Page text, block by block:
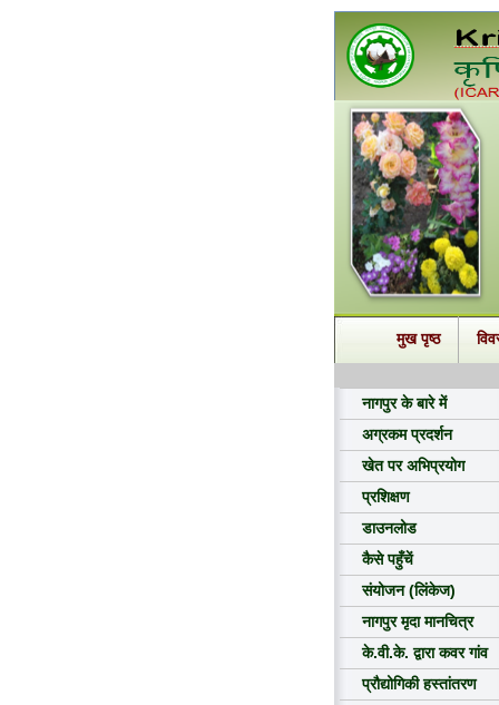
मुख पृष्ठ
नागपुर के बारे में
अग्रकम प्रदर्शन
खेत पर अभिप्रयोग
प्रशिक्षण
डाउनलोड
कैसे पहुँचें
संयोजन (लिंकेज)
नागपुर मृदा मानचित्र
के.वी.के. द्वारा कवर गांव
प्रौद्योगिकी हस्तांतरण